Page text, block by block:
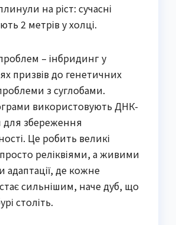
на ріст: сучасні
2 метрів у холці.
– інбридинг у
призвів до генетичних
з суглобами.
використовують ДНК-
для збереження
Це робить великі
реліквіями, а живими
адаптації, де кожне
сильнішим, наче дуб, що
століть.